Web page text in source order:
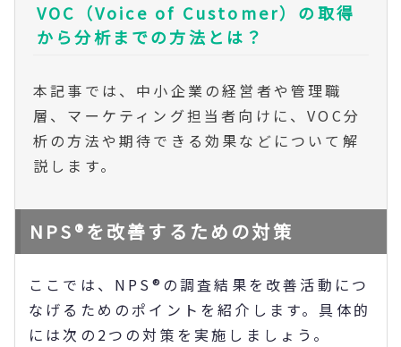
VOC（Voice of Customer）の取得
から分析までの方法とは？
本記事では、中小企業の経営者や管理職
層、マーケティング担当者向けに、VOC分
析の方法や期待できる効果などについて解
説します。
NPS®を改善するための対策
ここでは、NPS®の調査結果を改善活動につ
なげるためのポイントを紹介します。具体的
には次の2つの対策を実施しましょう。